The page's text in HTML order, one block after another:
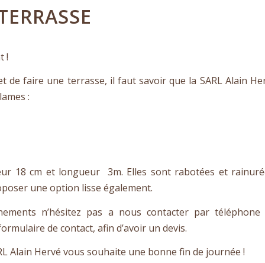
!
de faire une terrasse, il faut savoir que la SARL Alain
:
18 cm et longueur 3m. Elles sont rabotées et
une option lisse également.
n’hésitez pas a nous contacter par téléphone
de contact, afin d’avoir un devis.
Alain Hervé vous souhaite une bonne fin de journée !